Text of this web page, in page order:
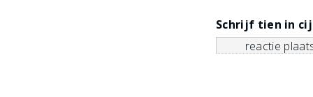
Schrijf tien in